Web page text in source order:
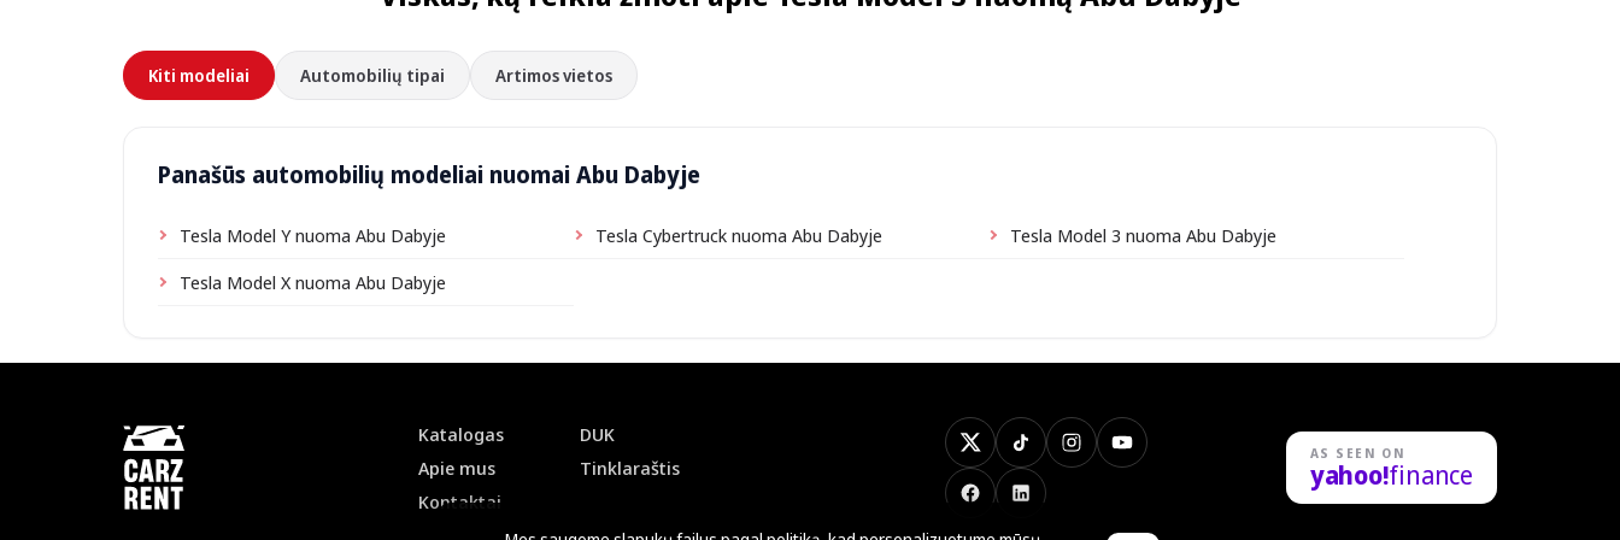
Kiti modeliai Automobilių tipai Artimos vietos
Panašūs automobilių modeliai nuomai Abu Dabyje
Tesla Model Y nuoma Abu Dabyje Tesla Cybertruck nuoma Abu Dabyje
Tesla Model 3 nuoma Abu Dabyje
Tesla Model X nuoma Abu Dabyje
Katalogas
Apie mus
Kontaktai
DUK
Tinklaraštis
X Instagram
Facebook
TikTok YouTube
LinkedIn
AS SEEN ON
yahoo!finance